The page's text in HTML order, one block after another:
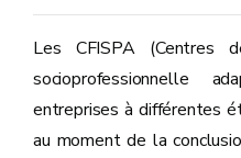
Les CFISPA (Centres
socioprofessionnelle
entreprises à différentes
au moment de la